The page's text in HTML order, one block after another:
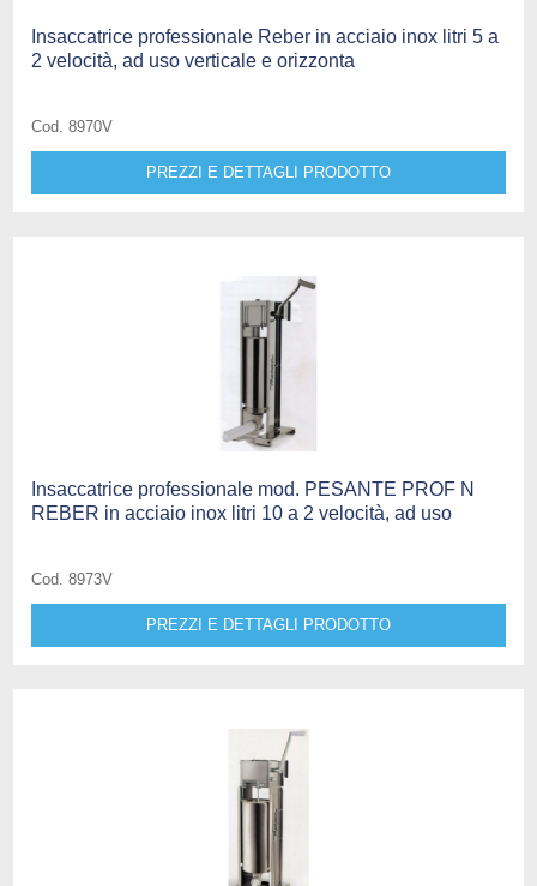
Insaccatrice professionale Reber in acciaio inox litri 5 a
2 velocità, ad uso verticale e orizzonta
Cod. 8970V
PREZZI E DETTAGLI PRODOTTO
Insaccatrice professionale mod. PESANTE PROF N
REBER in acciaio inox litri 10 a 2 velocità, ad uso
Cod. 8973V
PREZZI E DETTAGLI PRODOTTO